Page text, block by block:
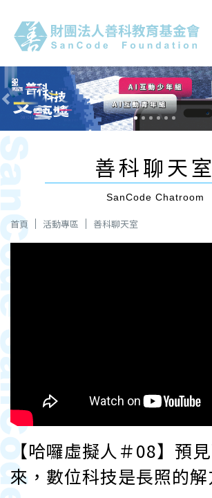
Previous
善科聊天室
SanCode Chatroom
首頁 活動專區 善科聊天室
【哈囉虛擬人＃08】預
來，數位科技是長照的解